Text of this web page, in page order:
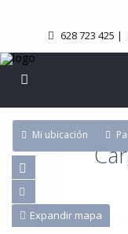
628 723 425 |
Expandir mapa
Mi ubicación